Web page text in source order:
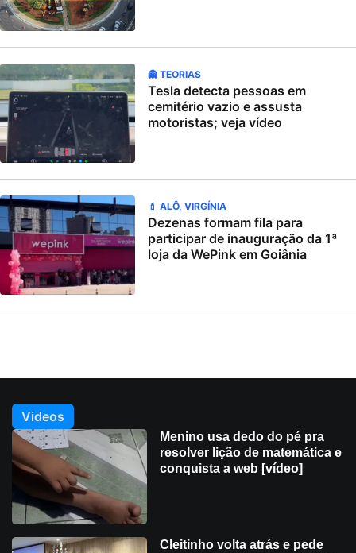
👻 TEORIAS
Tesla detecta pessoas em
cemitério vazio e assusta
motoristas; veja vídeo
💄 ALÔ, VIRGÍNIA
Dezenas formam fila para
participar de inauguração da 1ª
loja da WePink em Goiânia
Videos
Menino usa dedo do pé pra
resolver lição de matemática e
conquista a web [vídeo]
Cleitinho volta atrás e pede